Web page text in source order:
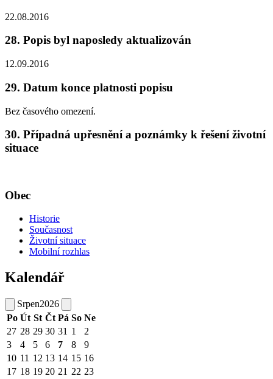
22.08.2016
28. Popis byl naposledy aktualizován
12.09.2016
29. Datum konce platnosti popisu
Bez časového omezení.
30. Případná upřesnění a poznámky k řešení životní
situace
Obec
Historie
Současnost
Životní situace
Mobilní rozhlas
Kalendář
Srpen2026
Po Út St Čt Pá So Ne
27 28 29 30 31 1
2
3
4 5 6 7 8
9
10 11 12 13 14 15 16
17 18 19 20 21 22 23